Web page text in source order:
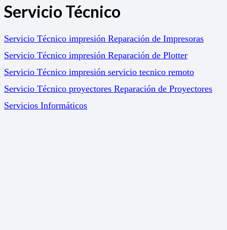
Servicio Técnico
Servicio Técnico impresión Reparación de Impresoras
Servicio Técnico impresión Reparación de Plotter
Servicio Técnico impresión servicio tecnico remoto
Servicio Técnico proyectores Reparación de Proyectores
Servicios Informáticos